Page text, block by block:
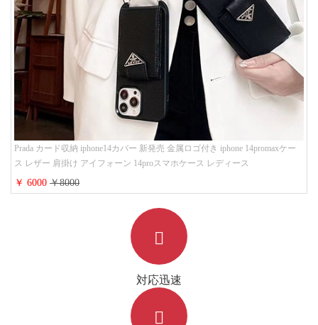
Prada カード収納 iphone14カバー 新発売 金属ロゴ付き iphone 14promaxケー
ス レザー 肩掛け アイフォーン 14proスマホケース レディース
￥ 6000￥8000
対応迅速